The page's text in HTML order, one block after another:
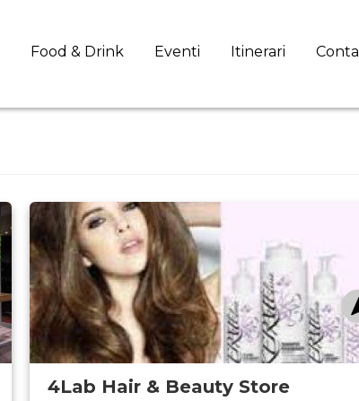
Food & Drink Eventi Itinerari
4Lab Hair & Beauty Store